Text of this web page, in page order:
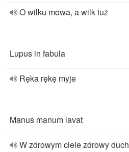
O wilku mowa, a wilk tuż
Lupus in fabula
Ręka rękę myje
Manus manum lavat
W zdrowym ciele zdrowy duch